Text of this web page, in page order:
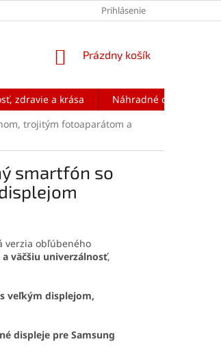
Prihlásenie
NÁKUPNÝ
Prázdny košík
zdravie a krása Náhradné diely na
trojitým fotoaparátom a
smartfón so
verzia obľúbeného
väčšiu univerzálnosť,
veľkým displejom,
displeje pre Samsung